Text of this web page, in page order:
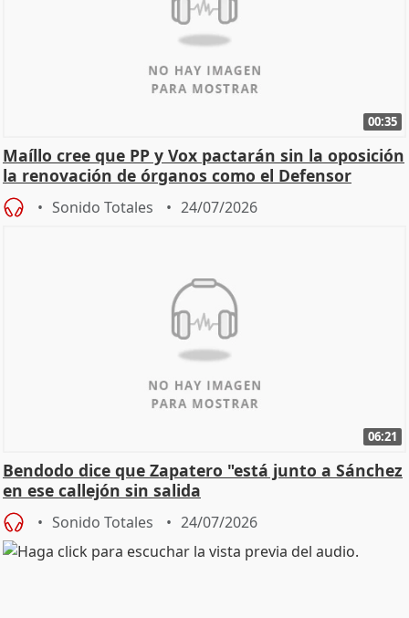
00:35
Maíllo cree que PP y Vox pactarán sin la oposición
la renovación de órganos como el Defensor
Sonido Totales 24/07/2026
06:21
Bendodo dice que Zapatero "está junto a Sánchez
en ese callejón sin salida
Sonido Totales 24/07/2026